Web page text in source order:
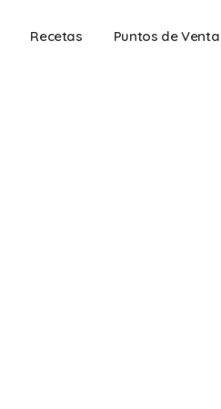
Recetas Puntos de Venta